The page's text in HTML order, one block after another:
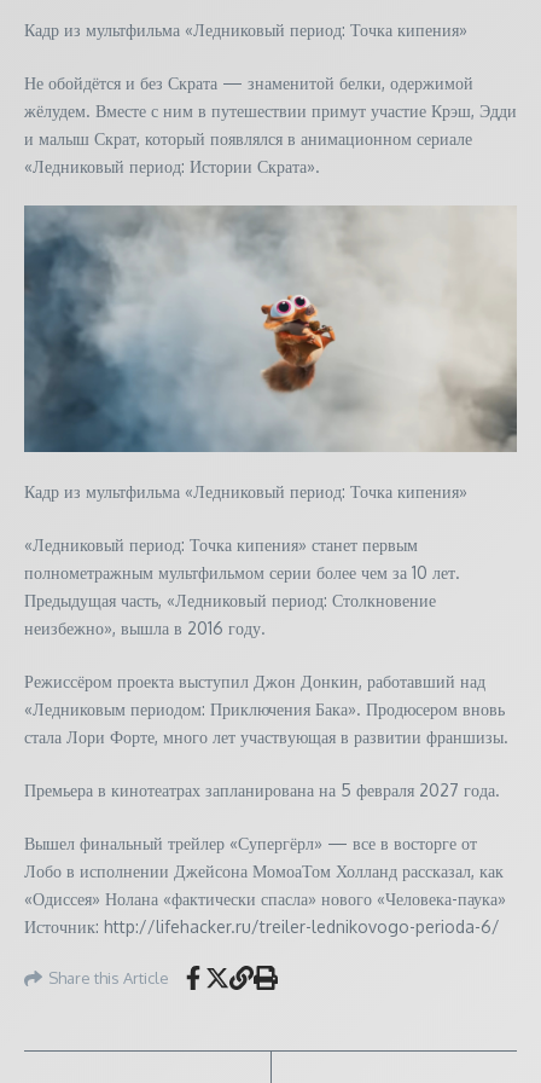
Кадр из мультфильма «Ледниковый период: Точка кипения»
Не обойдётся и без Скрата — знаменитой белки, одержимой
жёлудем. Вместе с ним в путешествии примут участие Крэш, Эдди
и малыш Скрат, который появлялся в анимационном сериале
«Ледниковый период: Истории Скрата».
Кадр из мультфильма «Ледниковый период: Точка кипения»
«Ледниковый период: Точка кипения» станет первым
полнометражным мультфильмом серии более чем за 10 лет.
Предыдущая часть, «Ледниковый период: Столкновение
неизбежно», вышла в 2016 году.
Режиссёром проекта выступил Джон Донкин, работавший над
«Ледниковым периодом: Приключения Бака». Продюсером вновь
стала Лори Форте, много лет участвующая в развитии франшизы.
Премьера в кинотеатрах запланирована на 5 февраля 2027 года.
Вышел финальный трейлер «Супергёрл» — все в восторге от
Лобо в исполнении Джейсона МомоаТом Холланд рассказал, как
«Одиссея» Нолана «фактически спасла» нового «Человека-паука»
Источник: http://lifehacker.ru/treiler-lednikovogo-perioda-6/
Share this Article